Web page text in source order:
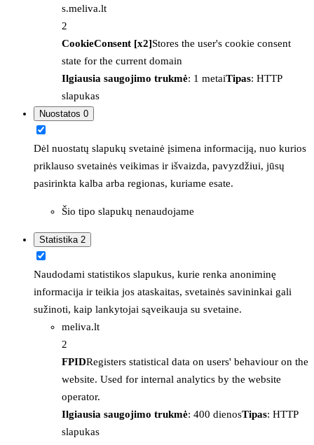
s.meliva.lt
2
CookieConsent [x2]Stores the user's cookie consent
state for the current domain
Ilgiausia saugojimo trukmė: 1 metaiTipas: HTTP
slapukas
Nuostatos 0
Dėl nuostatų slapukų svetainė įsimena informaciją, nuo kurios
priklauso svetainės veikimas ir išvaizda, pavyzdžiui, jūsų
pasirinkta kalba arba regionas, kuriame esate.
Šio tipo slapukų nenaudojame
Statistika 2
Naudodami statistikos slapukus, kurie renka anoniminę
informacija ir teikia jos ataskaitas, svetainės savininkai gali
sužinoti, kaip lankytojai sąveikauja su svetaine.
meliva.lt
2
FPIDRegisters statistical data on users' behaviour on the
website. Used for internal analytics by the website
operator.
Ilgiausia saugojimo trukmė: 400 dienosTipas: HTTP
slapukas